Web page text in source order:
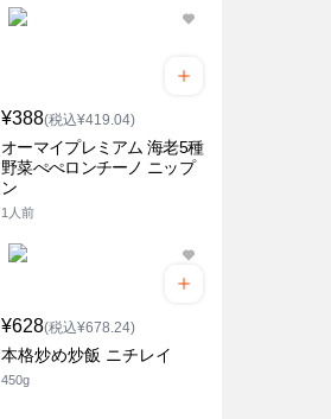
¥388(税込¥419.04)
オーマイプレミアム 海老5種
野菜ぺぺロンチーノ ニップ
ン
1人前
¥628(税込¥678.24)
本格炒め炒飯 ニチレイ
450g